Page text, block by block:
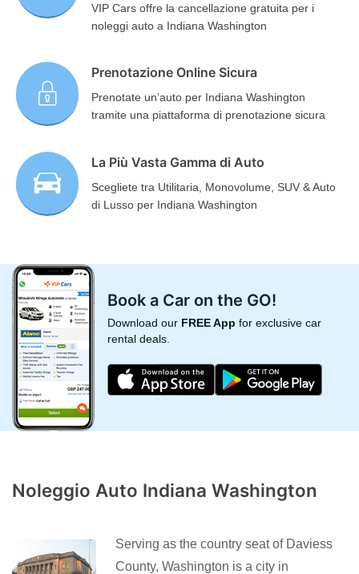
VIP Cars offre la cancellazione gratuita per i
noleggi auto a Indiana Washington
Prenotazione Online Sicura
Prenotate un’auto per Indiana Washington
tramite una piattaforma di prenotazione sicura
La Più Vasta Gamma di Auto
Scegliete tra Utilitaria, Monovolume, SUV & Auto
di Lusso per Indiana Washington
Book a Car on the GO!
Download our FREE App for exclusive car
rental deals.
Noleggio Auto Indiana Washington
Serving as the country seat of Daviess
County, Washington is a city in